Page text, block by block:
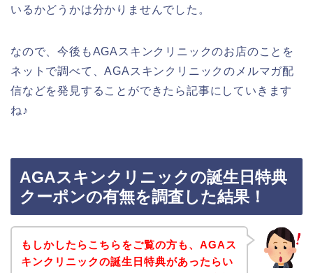
いるかどうかは分かりませんでした。
なので、今後もAGAスキンクリニックのお店のことを
ネットで調べて、AGAスキンクリニックのメルマガ配
信などを発見することができたら記事にしていきます
ね♪
AGAスキンクリニックの誕生日特典
クーポンの有無を調査した結果！
もしかしたらこちらをご覧の方も、AGAス
キンクリニックの誕生日特典があったらい